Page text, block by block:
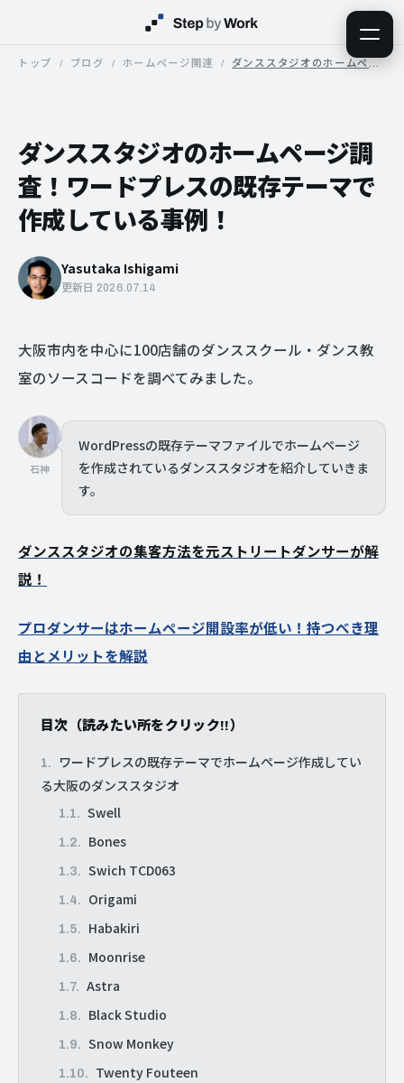
トップ ブログ ホームページ関連
ダンススタジオのホームページ調
査！ワードプレスの既存テーマで
作成している事例！
Yasutaka Ishigami
更新日 2026.07.14
大阪市内を中心に100店舗のダンススクール・ダンス教
室のソースコードを調べてみました。
石神
WordPressの既存テーマファイルでホームページ
を作成されているダンススタジオを紹介していきま
す。
ダンススタジオの集客方法を元ストリートダンサーが解
説！
プロダンサーはホームページ開設率が低い！持つべき理
由とメリットを解説
目次（読みたい所をクリック!!）
ワードプレスの既存テーマでホームページ作成してい
る大阪のダンススタジオ
Swell
Bones
Swich TCD063
Origami
Habakiri
Moonrise
Astra
Black Studio
Snow Monkey
Twenty Fouteen